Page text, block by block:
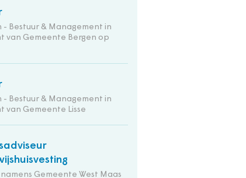
- Bestuur & Management in
van Gemeente Bergen op
- Bestuur & Management in
van Gemeente Lisse
Gemeente West Maas